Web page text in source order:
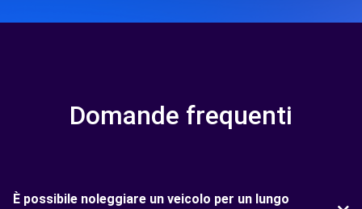
Domande frequenti
È possibile noleggiare un veicolo per un lungo